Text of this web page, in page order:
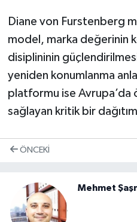
Diane von Furstenberg
model, marka değerinin
disiplininin
yeniden konumlanma
platformu ise Avrupa’da
sağlayan kritik bir
ÖNCEKI
Mehmet